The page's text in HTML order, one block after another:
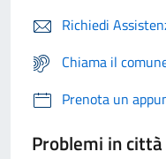
Richiedi
Chiama il
Prenota un
Problemi in città